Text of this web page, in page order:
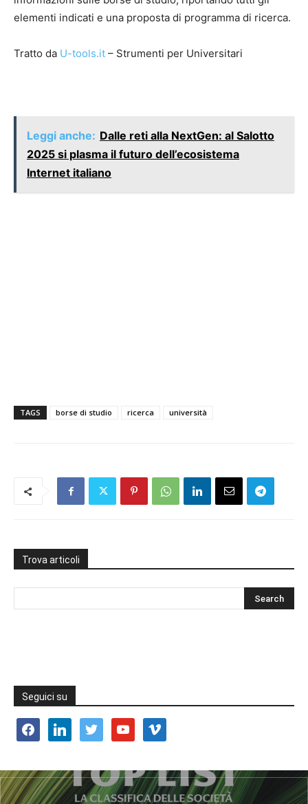
elementi indicati e una proposta di programma di ricerca.
Tratto da U-tools.it – Strumenti per Universitari
Leggi anche: Dalle reti alla NextGen: al Salotto
2025 si plasma il futuro dell’ecosistema
Internet italiano
TAGS borse di studio ricerca università
Trova articoli
Seguici su
facebooklinkedin twitter youtube vimeo